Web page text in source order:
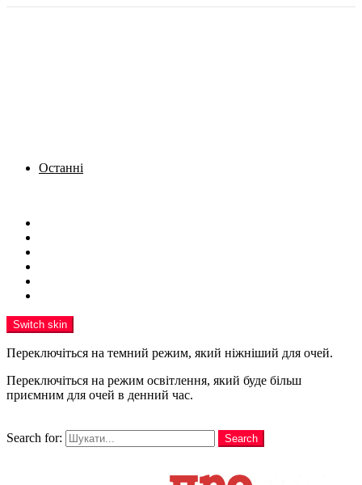
Останні
Switch skin
Переключіться на темний режим, який ніжніший для очей.
Переключіться на режим освітлення, який буде більш
приємним для очей в денний час.
Search for:
Search